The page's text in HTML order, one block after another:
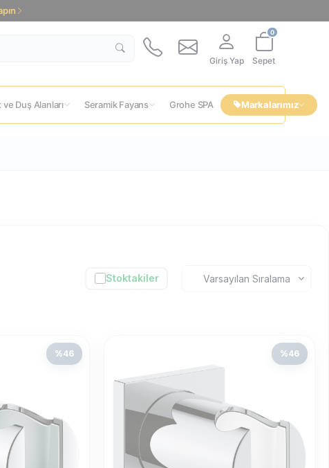
Giriş Yap
0
Sepet
Duş Alanları Seramik Fayans Grohe SPA Markalarımız
Stoktakiler
%46 %46